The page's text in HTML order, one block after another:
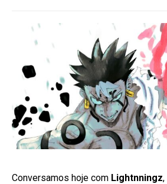
Conversamos hoje com Lightnningz